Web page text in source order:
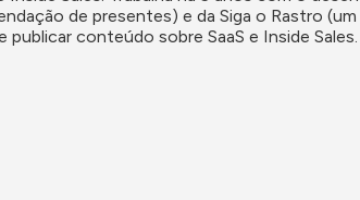
de presentes) e da Siga o Rastro
conteúdo sobre SaaS e Inside Sales.